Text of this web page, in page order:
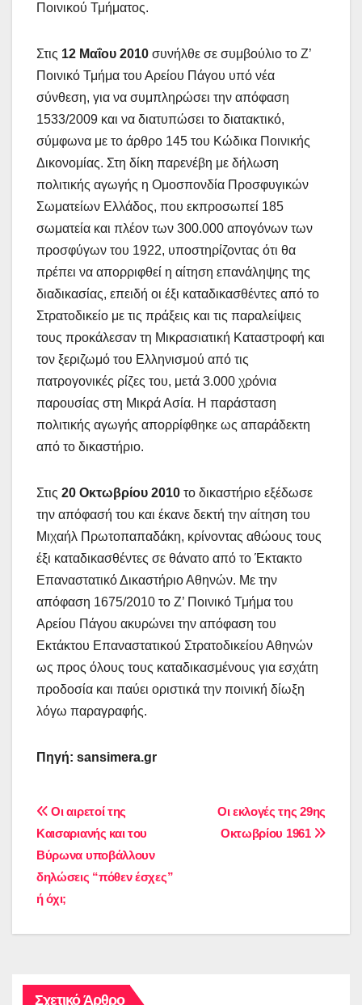
Ποινικού Τμήματος.
Στις 12 Μαΐου 2010 συνήλθε σε συμβούλιο το Ζ’
Ποινικό Τμήμα του Αρείου Πάγου υπό νέα
σύνθεση, για να συμπληρώσει την απόφαση
1533/2009 και να διατυπώσει το διατακτικό,
σύμφωνα με το άρθρο 145 του Κώδικα Ποινικής
Δικονομίας. Στη δίκη παρενέβη με δήλωση
πολιτικής αγωγής η Ομοσπονδία Προσφυγικών
Σωματείων Ελλάδος, που εκπροσωπεί 185
σωματεία και πλέον των 300.000 απογόνων των
προσφύγων του 1922, υποστηρίζοντας ότι θα
πρέπει να απορριφθεί η αίτηση επανάληψης της
διαδικασίας, επειδή οι έξι καταδικασθέντες από το
Στρατοδικείο με τις πράξεις και τις παραλείψεις
τους προκάλεσαν τη Μικρασιατική Καταστροφή και
τον ξεριζωμό του Ελληνισμού από τις
πατρογονικές ρίζες του, μετά 3.000 χρόνια
παρουσίας στη Μικρά Ασία. Η παράσταση
πολιτικής αγωγής απορρίφθηκε ως απαράδεκτη
από το δικαστήριο.
Στις 20 Οκτωβρίου 2010 το δικαστήριο εξέδωσε
την απόφασή του και έκανε δεκτή την αίτηση του
Μιχαήλ Πρωτοπαπαδάκη, κρίνοντας αθώους τους
έξι καταδικασθέντες σε θάνατο από το Έκτακτο
Επαναστατικό Δικαστήριο Αθηνών. Με την
απόφαση 1675/2010 το Ζ’ Ποινικό Τμήμα του
Αρείου Πάγου ακυρώνει την απόφαση του
Εκτάκτου Επαναστατικού Στρατοδικείου Αθηνών
ως προς όλους τους καταδικασμένους για εσχάτη
προδοσία και παύει οριστικά την ποινική δίωξη
λόγω παραγραφής.
Πηγή: sansimera.gr
Πλοήγηση
άρθρων
Οι εκλογές της 29ης
Οκτωβρίου 1961
Οι αιρετοί της
Καισαριανής και του
Βύρωνα υποβάλλουν
δηλώσεις “πόθεν έσχες”
ή όχι;
Σχετικό Άρθρο